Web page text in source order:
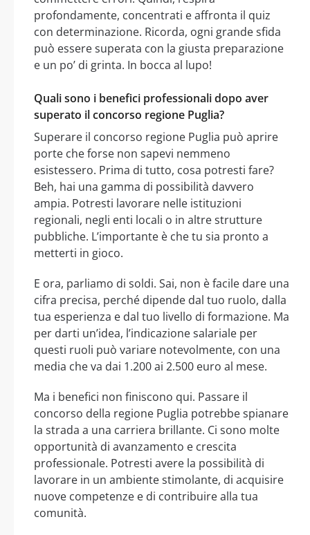
profondamente, concentrati e affronta il quiz
con determinazione. Ricorda, ogni grande sfida
può essere superata con la giusta preparazione
e un po’ di grinta. In bocca al lupo!
Quali sono i benefici professionali dopo aver
superato il concorso regione Puglia?
Superare il concorso regione Puglia può aprire
porte che forse non sapevi nemmeno
esistessero. Prima di tutto, cosa potresti fare?
Beh, hai una gamma di possibilità davvero
ampia. Potresti lavorare nelle istituzioni
regionali, negli enti locali o in altre strutture
pubbliche. L’importante è che tu sia pronto a
metterti in gioco.
E ora, parliamo di soldi. Sai, non è facile dare una
cifra precisa, perché dipende dal tuo ruolo, dalla
tua esperienza e dal tuo livello di formazione. Ma
per darti un’idea, l’indicazione salariale per
questi ruoli può variare notevolmente, con una
media che va dai 1.200 ai 2.500 euro al mese.
Ma i benefici non finiscono qui. Passare il
concorso della regione Puglia potrebbe spianare
la strada a una carriera brillante. Ci sono molte
opportunità di avanzamento e crescita
professionale. Potresti avere la possibilità di
lavorare in un ambiente stimolante, di acquisire
nuove competenze e di contribuire alla tua
comunità.